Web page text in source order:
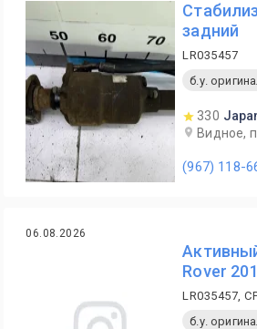
задний
LR035457
б.у.
330
Видное,
(967) 118-
06.08.2026
Rover
LR035457,
б.у.